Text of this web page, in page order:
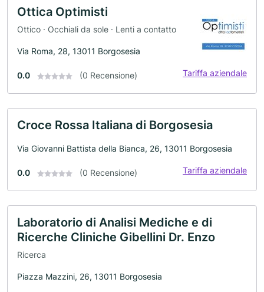
Ottica Optimisti
Ottico · Occhiali da sole · Lenti a contatto
Via Roma, 28, 13011 Borgosesia
0.0 (0 Recensione) Tariffa aziendale
Croce Rossa Italiana di Borgosesia
Via Giovanni Battista della Bianca, 26, 13011 Borgosesia
0.0 (0 Recensione) Tariffa aziendale
Laboratorio di Analisi Mediche e di
Ricerche Cliniche Gibellini Dr. Enzo
Ricerca
Piazza Mazzini, 26, 13011 Borgosesia